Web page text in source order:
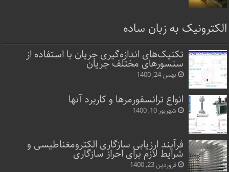
الکترونیک به زبان ساده
تکنیک‌های اندازه‌گیری جریان با استفاده از
سنسورهای مختلف جریان
بهمن 24, 1400
انواع ترانسفورمرها و کاربرد آنها
شهریور 10, 1400
فرآیند ارزیابی سازگاری الکترومغناطیسی و
شرایط لازم برای احراز سازگاری
فروردین 23, 1400